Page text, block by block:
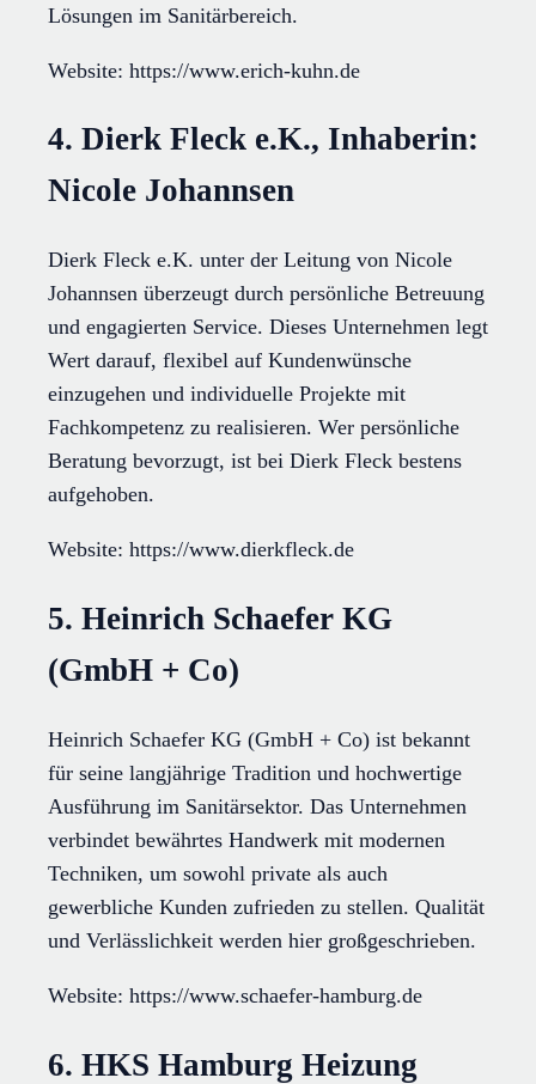
Lösungen im Sanitärbereich.
Website: https://www.erich-kuhn.de
4. Dierk Fleck e.K., Inhaberin:
Nicole Johannsen
Dierk Fleck e.K. unter der Leitung von Nicole
Johannsen überzeugt durch persönliche Betreuung
und engagierten Service. Dieses Unternehmen legt
Wert darauf, flexibel auf Kundenwünsche
einzugehen und individuelle Projekte mit
Fachkompetenz zu realisieren. Wer persönliche
Beratung bevorzugt, ist bei Dierk Fleck bestens
aufgehoben.
Website: https://www.dierkfleck.de
5. Heinrich Schaefer KG
(GmbH + Co)
Heinrich Schaefer KG (GmbH + Co) ist bekannt
für seine langjährige Tradition und hochwertige
Ausführung im Sanitärsektor. Das Unternehmen
verbindet bewährtes Handwerk mit modernen
Techniken, um sowohl private als auch
gewerbliche Kunden zufrieden zu stellen. Qualität
und Verlässlichkeit werden hier großgeschrieben.
Website: https://www.schaefer-hamburg.de
6. HKS Hamburg Heizung